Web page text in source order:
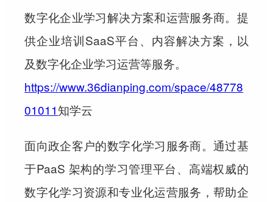
数字化企业学习解决方案和运营服务商。提
供企业培训SaaS平台、内容解决方案，以
及数字化企业学习运营等服务。
https://www.36dianping.com/space/48778
01011知学云
面向政企客户的数字化学习服务商。通过基
于PaaS 架构的学习管理平台、高端权威的
数字化学习资源和专业化运营服务，帮助企